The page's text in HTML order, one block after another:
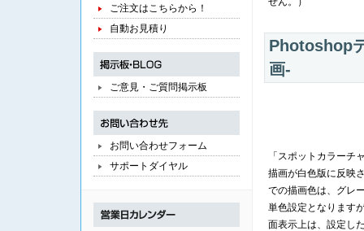
Photoshop
画-
「スポットカラーチ
描画が白色版に反映
での描画色は、グレ
単色設定となります
面表示上は、設定し
ご注文はこちらから！
自動お見積り
ご意見・ご質問掲示板
お問い合わせフォーム
サポートダイヤル